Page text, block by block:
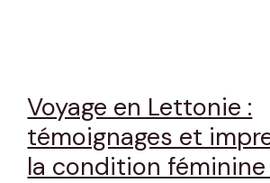
Voyage en Lettonie :
témoignages et
la condition féminine